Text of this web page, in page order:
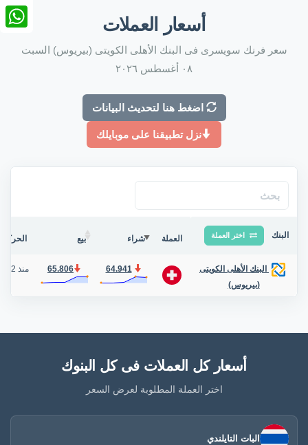
أسعار العملات
سعر فرنك سويسرى فى البنك الأهلى الكويتى (بيريوس) السبت
٠٨ أغسطس ٢٠٢٦
اضغط هنا لتحديث البيانات
نزل تطبيقنا على موبايلك
البنك اختر العملة العملة شراء بيع الحركة
البنك الأهلى الكويتى
(بيريوس)
64.941
65.806 منذ 2 شهر
أسعار كل العملات فى كل البنوك
اختر العملة المطلوبة لعرض السعر
البات التايلندي